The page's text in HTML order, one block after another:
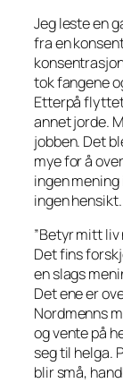
Jeg leste en
fra en
tok fangene
Etterpå
annet jorde.
jobben. Det
mye for å
ingen
ingen hensikt.
”Betyr mitt liv
Det fins
en slags
Det ene er
Nordmenns
og vente på
seg til helga.
blir små,